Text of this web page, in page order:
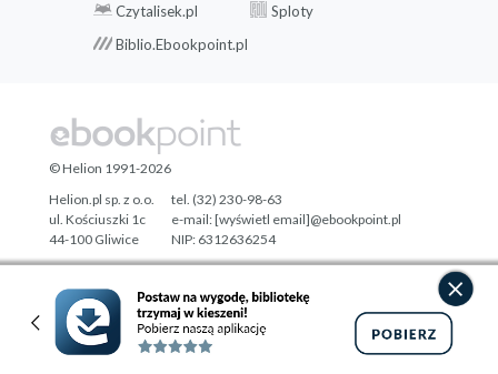
Czytalisek.pl
Sploty
Biblio.Ebookpoint.pl
Designed with ♥ byTonik.pl
© Helion 1991-2026
Helion.pl sp. z o.o.
ul. Kościuszki 1c
44-100 Gliwice
tel. (32) 230-98-63
e-mail:[wyświetl email]@ebookpoint.pl
NIP: 6312636254
Regon: 241989027
Pełna wersja strony »